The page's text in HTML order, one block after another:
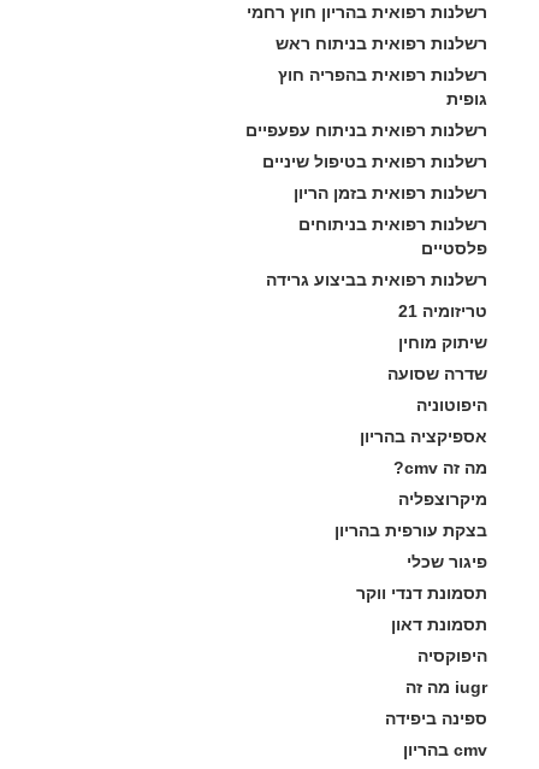
רשלנות רפואית בהריון חוץ רחמי
רשלנות רפואית בניתוח ראש
רשלנות רפואית בהפריה חוץ
גופית
רשלנות רפואית בניתוח עפעפיים
רשלנות רפואית בטיפול שיניים
רשלנות רפואית בזמן הריון
רשלנות רפואית בניתוחים
פלסטיים
רשלנות רפואית בביצוע גרידה
טריזומיה 21
שיתוק מוחין
שדרה שסועה
היפוטוניה
אספיקציה בהריון
מה זה cmv?
מיקרוצפליה
בצקת עורפית בהריון
פיגור שכלי
תסמונת דנדי ווקר
תסמונת דאון
היפוקסיה
iugr מה זה
ספינה ביפידה
cmv בהריון